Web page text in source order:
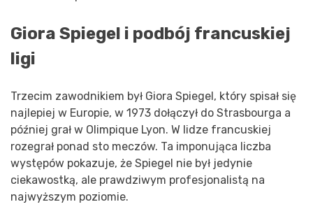
Giora Spiegel i podbój francuskiej
ligi
Trzecim zawodnikiem był Giora Spiegel, który spisał się
najlepiej w Europie, w 1973 dołączył do Strasbourga a
później grał w Olimpique Lyon. W lidze francuskiej
rozegrał ponad sto meczów. Ta imponująca liczba
występów pokazuje, że Spiegel nie był jedynie
ciekawostką, ale prawdziwym profesjonalistą na
najwyższym poziomie.